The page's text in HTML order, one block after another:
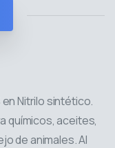
Nitrilo sintético.
químicos, aceites,
de animales. Al